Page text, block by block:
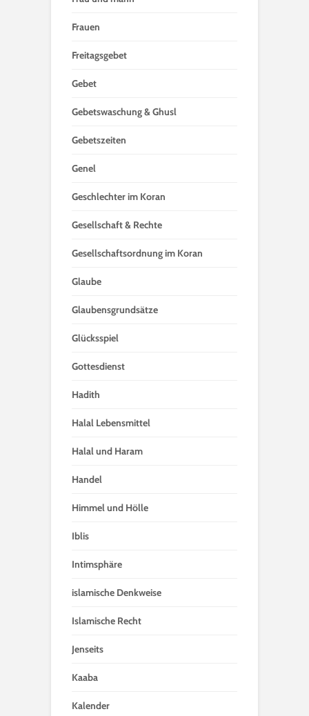
Frauen
Freitagsgebet
Gebet
Gebetswaschung & Ghusl
Gebetszeiten
Genel
Geschlechter im Koran
Gesellschaft & Rechte
Gesellschaftsordnung im Koran
Glaube
Glaubensgrundsätze
Glücksspiel
Gottesdienst
Hadith
Halal Lebensmittel
Halal und Haram
Handel
Himmel und Hölle
Iblis
Intimsphäre
islamische Denkweise
Islamische Recht
Jenseits
Kaaba
Kalender